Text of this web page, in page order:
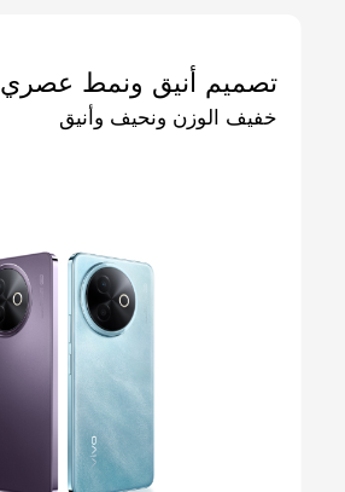
تصميم أنيق ونمط عصري
خفيف الوزن ونحيف وأنيق